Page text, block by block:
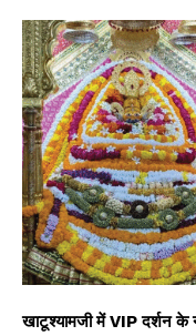
खाटूश्‍यामजी में VIP दर्शन के